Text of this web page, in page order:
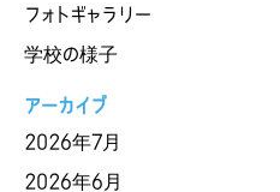
フォトギャラリー
学校の様子
アーカイブ
2026年7月
2026年6月